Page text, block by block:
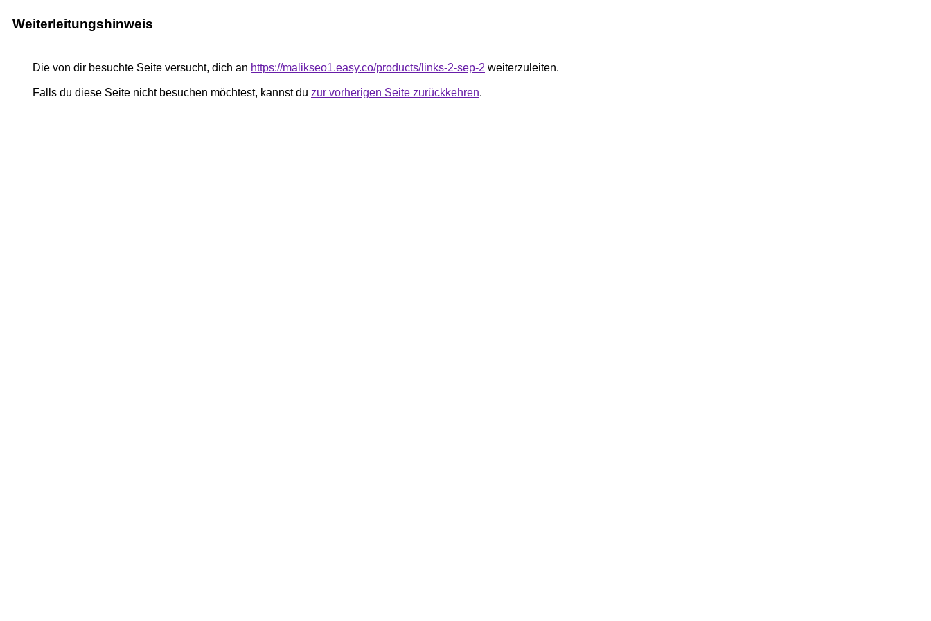
Weiterleitungshinweis
Die von dir besuchte Seite versucht, dich an https://malikseo1.easy.co/products/links-2-sep-2 weiterzuleiten.
Falls du diese Seite nicht besuchen möchtest, kannst du zur vorherigen Seite zurückkehren.